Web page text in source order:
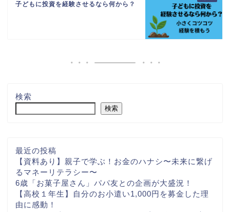
子どもに投資を経験させるなら何から？
検索
検索
最近の投稿
【資料あり】親子で学ぶ！お金のハナシ〜未来に繋げ
るマネーリテラシー〜
6歳「お菓子屋さん」パパ友との企画が大盛況！
【高校１年生】自分のお小遣い1,000円を募金した理
由に感動！